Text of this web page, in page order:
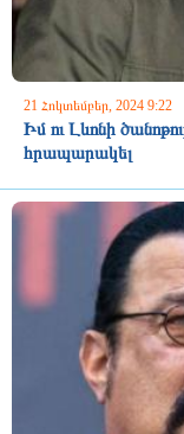
21 Հոկտեմբեր, 2024 9:22
Իմ ու Լևոնի
հրապարակել